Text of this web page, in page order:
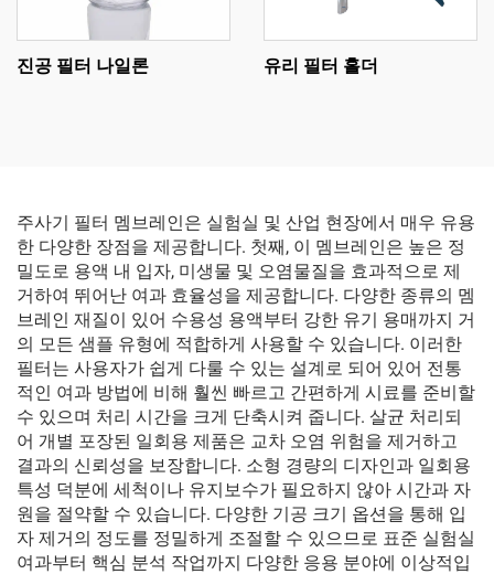
진공 필터 나일론 유리 필터 홀더
주사기 필터 멤브레인은 실험실 및 산업 현장에서 매우 유용
한 다양한 장점을 제공합니다. 첫째, 이 멤브레인은 높은 정
밀도로 용액 내 입자, 미생물 및 오염물질을 효과적으로 제
거하여 뛰어난 여과 효율성을 제공합니다. 다양한 종류의 멤
브레인 재질이 있어 수용성 용액부터 강한 유기 용매까지 거
의 모든 샘플 유형에 적합하게 사용할 수 있습니다. 이러한
필터는 사용자가 쉽게 다룰 수 있는 설계로 되어 있어 전통
적인 여과 방법에 비해 훨씬 빠르고 간편하게 시료를 준비할
수 있으며 처리 시간을 크게 단축시켜 줍니다. 살균 처리되
어 개별 포장된 일회용 제품은 교차 오염 위험을 제거하고
결과의 신뢰성을 보장합니다. 소형 경량의 디자인과 일회용
특성 덕분에 세척이나 유지보수가 필요하지 않아 시간과 자
원을 절약할 수 있습니다. 다양한 기공 크기 옵션을 통해 입
자 제거의 정도를 정밀하게 조절할 수 있으므로 표준 실험실
여과부터 핵심 분석 작업까지 다양한 응용 분야에 이상적입